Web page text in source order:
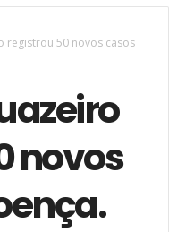
registrou 50 novos casos
novos